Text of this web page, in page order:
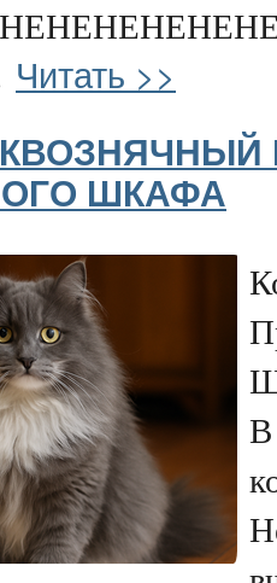
Читать >>
ШКАФА
В